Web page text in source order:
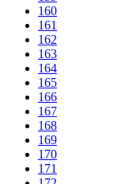
160
161
162
163
164
165
166
167
168
169
170
171